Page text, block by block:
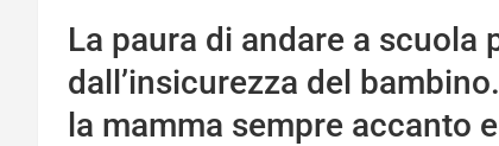
La paura di andare a scuola
dall’insicurezza del
la mamma sempre accanto